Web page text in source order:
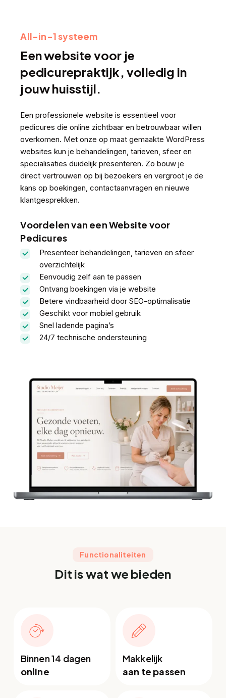
All-in-1 systeem
Een website voor je
pedicurepraktijk, volledig in
jouw huisstijl.
Een professionele website is essentieel voor
pedicures die online zichtbaar en betrouwbaar willen
overkomen. Met onze op maat gemaakte WordPress
websites kun je behandelingen, tarieven, sfeer en
specialisaties duidelijk presenteren. Zo bouw je
direct vertrouwen op bij bezoekers en vergroot je de
kans op boekingen, contactaanvragen en nieuwe
klantgesprekken.
Voordelen van een Website voor
Pedicures
Presenteer behandelingen, tarieven en sfeer
overzichtelijk
Eenvoudig zelf aan te passen
Ontvang boekingen via je website
Betere vindbaarheid door SEO-optimalisatie
Geschikt voor mobiel gebruik
Snel ladende pagina’s
24/7 technische ondersteuning
Functionaliteiten
Dit is wat we bieden
Binnen 14 dagen
online
Makkelijk
aan te passen